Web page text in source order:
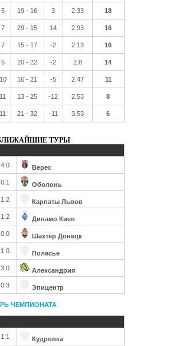
5 19 - 16 3 2.33 18
7 29 - 15 14 2.93 16
7 15 - 17 -2 2.13 16
5 20 - 22 -2 2.8 14
10 16 - 21 -5 2.47 11
11 13 - 25 -12 2.53 8
11 21 - 32 -11 3.53 6
БЛИЖАЙШИЕ ТУРЫ
4:0 Верес
0:1 Оболонь
1:2 Карпаты Львов
1:2 Динамо Киев
0:0 Шахтер Донецк
1:0 Полесье
3:0 Александрия
0:3 Эпицентр
ЧЕМПИОНАТА
1:1 Кудровка